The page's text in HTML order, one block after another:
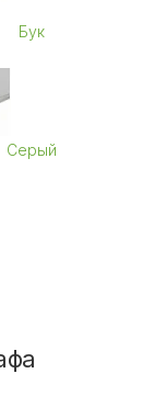
Бук
Серый